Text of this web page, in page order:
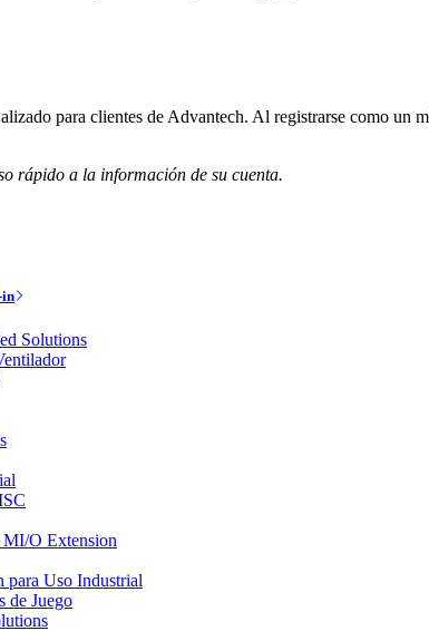
para clientes de Advantech. Al registrarse como un
rápido a la información de su cuenta.
in
Solutions
O Extension
para Uso Industrial
de Juego